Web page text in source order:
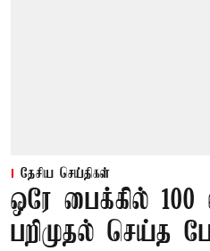
தேசிய செய்திகள்
ஒரே பைக்கில்
பறிமுதல் செய்த